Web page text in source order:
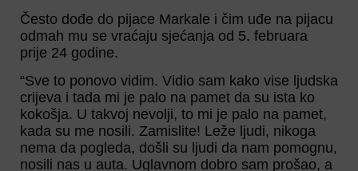
Često dođe do pijace Markale i čim uđe na pijacu
odmah mu se vraćaju sjećanja od 5. februara
prije 24 godine.
“Sve to ponovo vidim. Vidio sam kako vise ljudska
crijeva i tada mi je palo na pamet da su ista ko
kokošja. U takvoj nevolji, to mi je palo na pamet,
kada su me nosili. Zamislite! Leže ljudi, nikoga
nema da pogleda, došli su ljudi da nam pomognu,
nosili nas u auta. Uglavnom dobro sam prošao, a